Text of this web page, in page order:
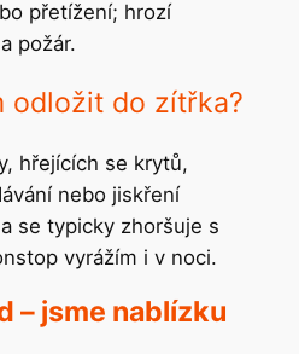
přetížení; hrozí
požár.
odložit do zítřka?
hřejících se krytů,
nebo jiskření
se typicky zhoršuje s
vyrážím i v noci.
– jsme nablízku